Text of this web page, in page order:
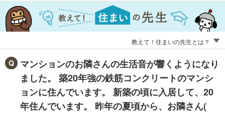
教えて！住まいの先生とは？
マンションのお隣さんの生活音が響くようになり
ました。 築20年強の鉄筋コンクリートのマンシ
ョンに住んでいます。 新築の頃に入居して、20
年住んでいます。 昨年の夏頃から、お隣さん(